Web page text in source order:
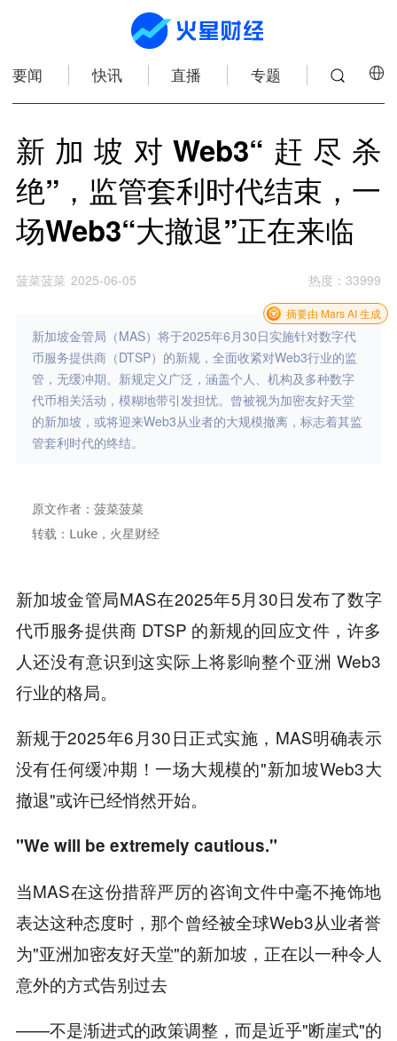
要闻 快讯 直播 专题
新加坡对Web3“赶尽杀
绝”，监管套利时代结束，一
场Web3“大撤退”正在来临
菠菜菠菜 2025-06-05 热度 ：33999
新加坡金管局（MAS）将于2025年6月30日实施针对数字代
币服务提供商（DTSP）的新规，全面收紧对Web3行业的监
管，无缓冲期。新规定义广泛，涵盖个人、机构及多种数字
代币相关活动，模糊地带引发担忧。曾被视为加密友好天堂
的新加坡，或将迎来Web3从业者的大规模撤离，标志着其监
管套利时代的终结。
摘要由 Mars AI 生成
原文作者：菠菜菠菜
转载：Luke，火星财经
新加坡金管局MAS在2025年5月30日发布了数字
代币服务提供商 DTSP 的新规的回应文件，许多
人还没有意识到这实际上将影响整个亚洲 Web3
行业的格局。
新规于2025年6月30日正式实施，MAS明确表示
没有任何缓冲期！一场大规模的"新加坡Web3大
撤退"或许已经悄然开始。
"We will be extremely cautious."
当MAS在这份措辞严厉的咨询文件中毫不掩饰地
表达这种态度时，那个曾经被全球Web3从业者誉
为"亚洲加密友好天堂"的新加坡，正在以一种令人
意外的方式告别过去
——不是渐进式的政策调整，而是近乎"断崖式"的